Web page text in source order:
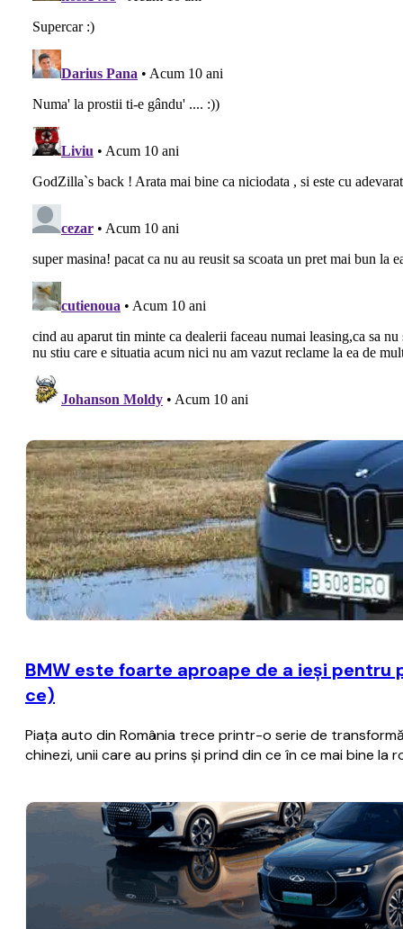
BMW este foarte aproape de a ieşi pentru
ce)
Piaţa auto din România trece printr-o serie de
chinezi, unii care au prins şi prind din ce în ce mai bine la